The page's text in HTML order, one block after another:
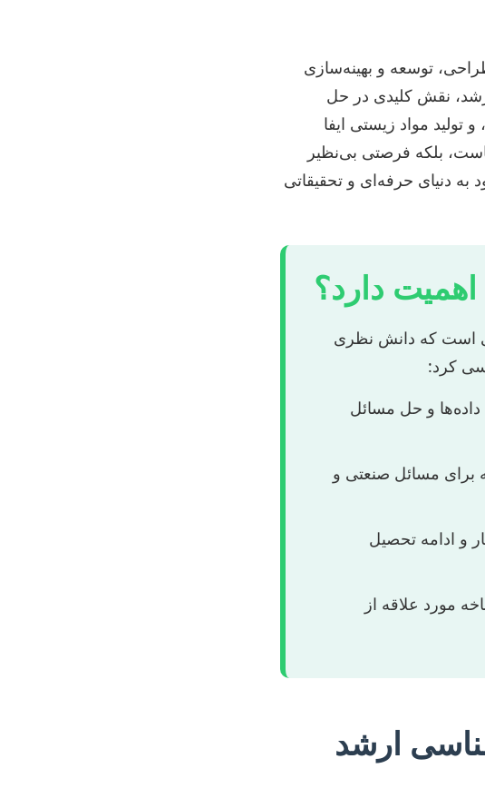
توسعه و بهینه‌سازی
رشد، نقش کلیدی در حل
تولید مواد زیستی ایفا
بلکه فرصتی بی‌نظیر
دنیای حرفه‌ای و تحقیقاتی
دارد؟
است که دانش نظری
کرد:
و حل مسائل
برای مسائل صنعتی و
و ادامه تحصیل
مورد علاقه از
ارشد